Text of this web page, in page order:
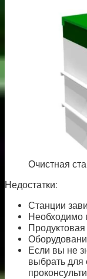
Очистная
Недостатки:
Станции
Необходимо
Если вы не
выбрать для